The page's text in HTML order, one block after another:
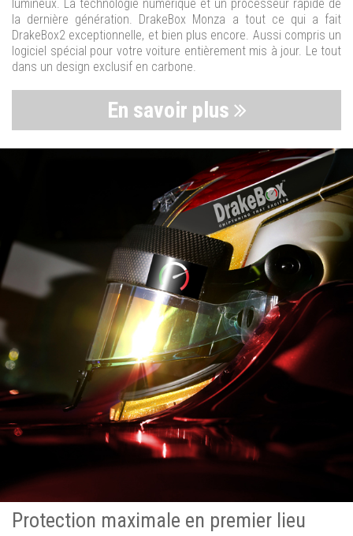
lumineux. La technologie numérique et un processeur rapide de
la dernière génération. DrakeBox Monza a tout ce qui a fait
DrakeBox2 exceptionnelle, et bien plus encore. Aussi compris un
logiciel spécial pour votre voiture entièrement mis à jour. Le tout
dans un design exclusif en carbone.
En savoir plus
Protection maximale en premier lieu